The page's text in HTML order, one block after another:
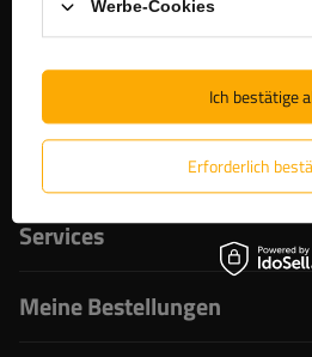
unitrailer@unitrailer.de
Services
Meine Bestellungen
Werbe-Cookies
Erforderlich
Ich bestätige